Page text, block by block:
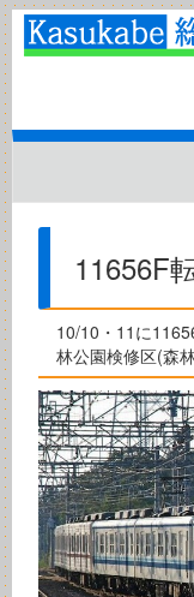
11656F
10/10・11に
林公園検修区(森